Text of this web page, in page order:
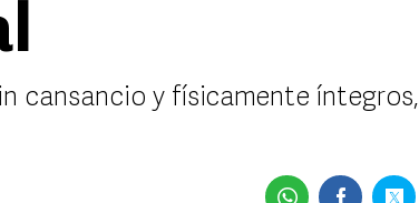
cansancio y físicamente íntegros,